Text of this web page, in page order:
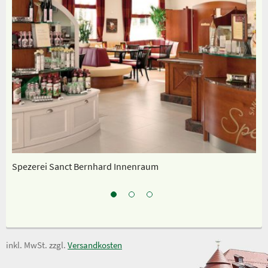
Spezerei Sanct Bernhard Innenraum
inkl. MwSt. zzgl. Versandkosten